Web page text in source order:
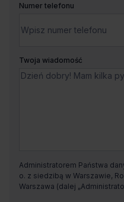
Numer telefonu
Twoja wiadomość
Administratorem Państwa
o. z siedzibą w Warszawie,
Warszawa (dalej